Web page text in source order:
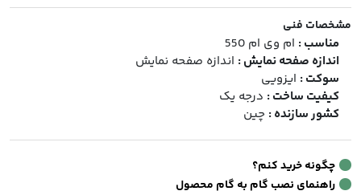
مشخصات فنی
مناسب : ام وی ام 550
اندازه صفحه نمایش : اندازه صفحه نمایش
سوکت : ایزویی
کیفیت ساخت : درجه یک
کشور سازنده : چین
چگونه خرید کنم؟
راهنمای نصب گام به گام محصول